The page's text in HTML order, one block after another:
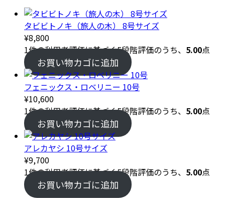
の
商
タビビトノキ（旅人の木） 8号サイズ
¥8,800
1件の利用者評価に基づく5段階評価のうち、 5.00点
お買い物カゴに追加
フェニックス・ロベリニー 10号
¥10,600
1件の利用者評価に基づく5段階評価のうち、 5.00点
お買い物カゴに追加
アレカヤシ 10号サイズ
¥9,700
1件の利用者評価に基づく5段階評価のうち、 5.00点
お買い物カゴに追加